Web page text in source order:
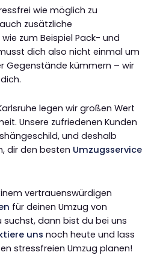
wie möglich zu
zusätzliche
zum Beispiel Pack- und
dich also nicht einmal um
Gegenstände kümmern – wir
legen wir großen Wert
Unsere zufriedenen Kunden
und deshalb
dir den besten Umzugsservice
vertrauenswürdigen
für deinen Umzug von
suchst, dann bist du bei uns
uns noch heute und lass
stressfreien Umzug planen!